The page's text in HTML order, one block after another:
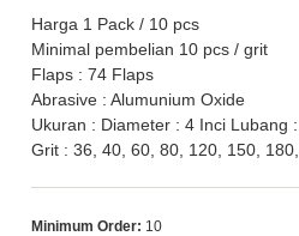
Harga 1 Pack / 10 pcs
Minimal pembelian 10 pcs / grit
Flaps : 74 Flaps
Abrasive : Alumunium Oxide
Ukuran : Diameter : 4 Inci Lubang
Grit : 36, 40, 60, 80, 120, 150,
Minimum Order: 10